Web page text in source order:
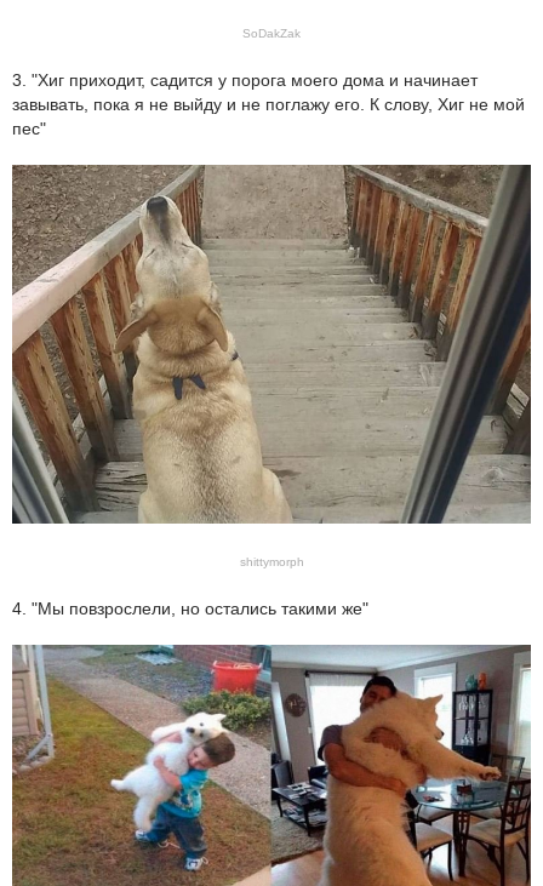
SoDakZak
3. "Хиг приходит, садится у порога моего дома и начинает
завывать, пока я не выйду и не поглажу его. К слову, Хиг не мой
пес"
shittymorph
4. "Мы повзрослели, но остались такими же"